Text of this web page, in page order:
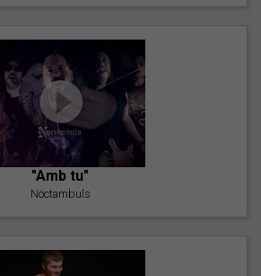
"Amb tu"
Nöctambuls